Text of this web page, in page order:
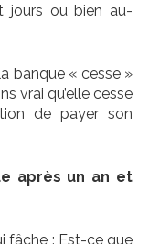
jours ou bien au-
banque « cesse »
vrai qu’elle cesse
de payer son
après un an et
fâche : Est-ce que